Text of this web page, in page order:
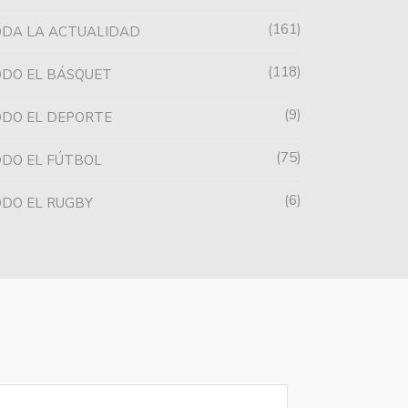
LA ACTUALIDAD 161
EL BÁSQUET 118
EL DEPORTE 9
EL FÚTBOL 75
EL RUGBY 6